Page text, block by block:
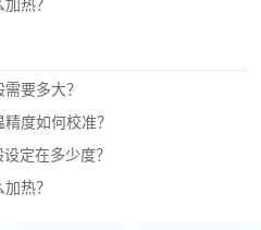
热？
要多大？
度如何校准？
定在多少度？
热？